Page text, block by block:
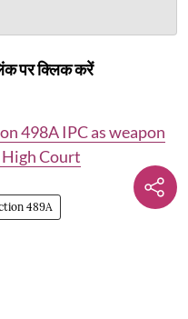
पर क्लिक करें
498A IPC as weapon
Court
489A